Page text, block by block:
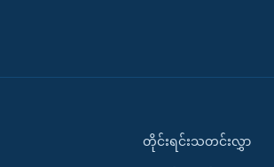
တိုင်းရင်းသတင်းလွှာ